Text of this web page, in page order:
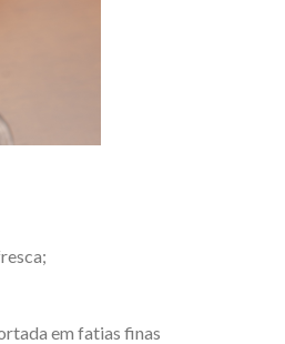
em fatias finas